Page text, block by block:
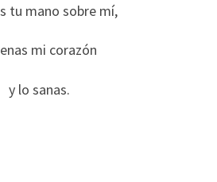
tu mano sobre mí,
mi corazón
y lo sanas.